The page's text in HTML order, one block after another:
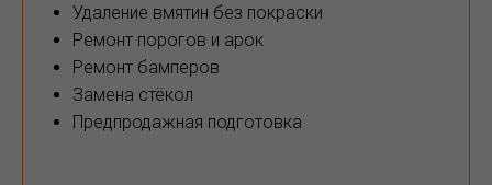
Удаление вмятин без покраски
Ремонт порогов и арок
Ремонт бамперов
Замена стёкол
Предпродажная подготовка